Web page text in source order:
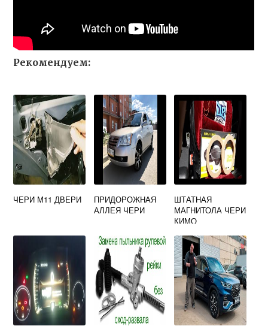
Рекомендуем:
ЧЕРИ М11 ДВЕРИ
ПРИДОРОЖНАЯ
АЛЛЕЯ ЧЕРИ
ШТАТНАЯ
МАГНИТОЛА ЧЕРИ
КИМО
И